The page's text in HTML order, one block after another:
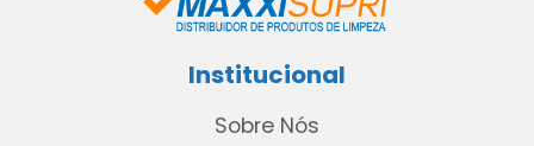
Institucional
Sobre Nós